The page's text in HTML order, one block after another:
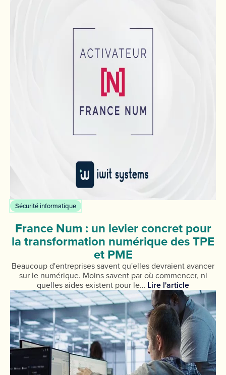
Sécurité informatique
France Num : un levier concret pour
la transformation numérique des TPE
et PME
Beaucoup d'entreprises savent qu'elles devraient avancer
sur le numérique. Moins savent par où commencer, ni
quelles aides existent pour le… Lire l'article